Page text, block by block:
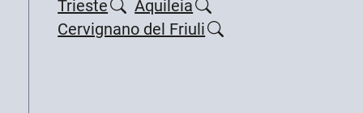
Trieste
Aquileia
Cervignano del Friuli